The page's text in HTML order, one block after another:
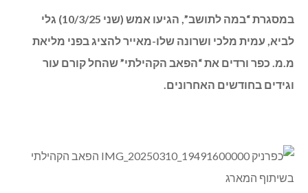
במסגרת “במה לתושב”, הגיעו אמש (שני 10/3/25) גלי
לביא, עמית מלכי ושרונה שלו-מאייר להציג בפני מליאת
מ.מ. כפר ורדים את “הפאב הקהילתי” שהחל קורם עור
וגידים בחודשים האחרונים.